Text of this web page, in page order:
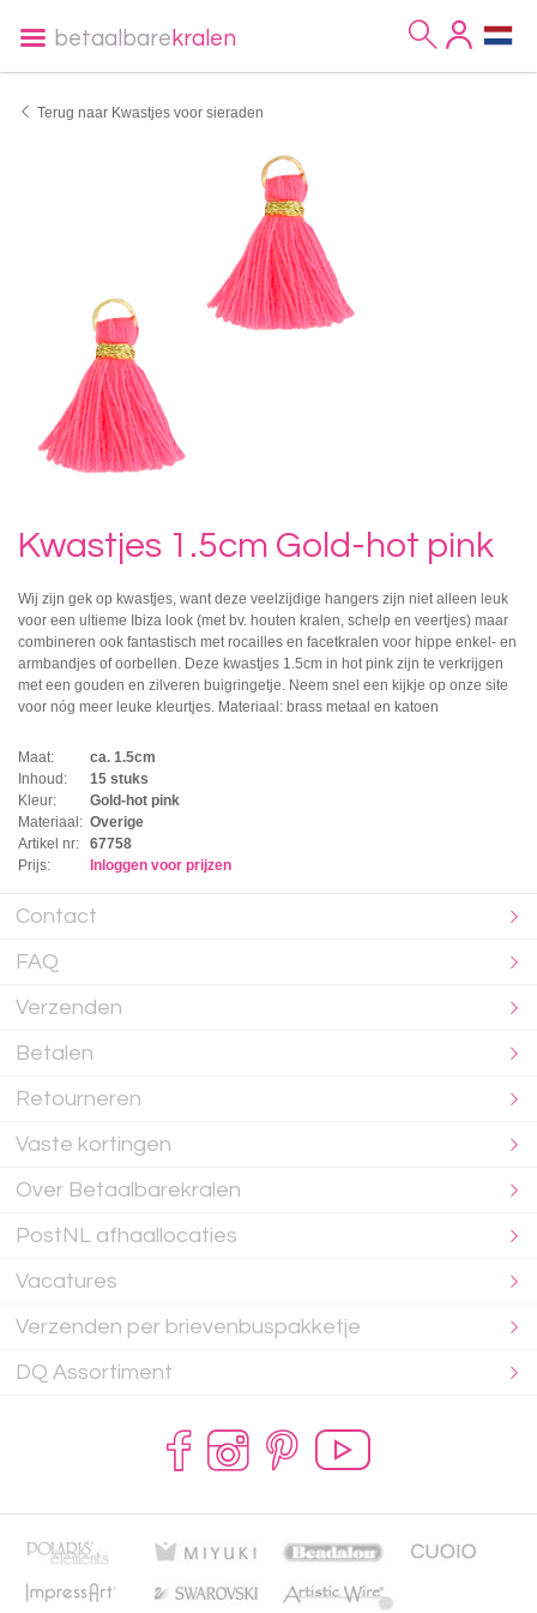
betaalbare kralen
Terug naar Kwastjes voor sieraden
Kwastjes 1.5cm Gold-hot pink
Wij zijn gek op kwastjes, want deze veelzijdige hangers zijn niet alleen leuk
voor een ultieme Ibiza look (met bv. houten kralen, schelp en veertjes) maar
combineren ook fantastisch met rocailles en facetkralen voor hippe enkel- en
armbandjes of oorbellen. Deze kwastjes 1.5cm in hot pink zijn te verkrijgen
met een gouden en zilveren buigringetje. Neem snel een kijkje op onze site
voor nóg meer leuke kleurtjes. Materiaal: brass metaal en katoen
Maat:
ca. 1.5cm
Inhoud:
15 stuks
Kleur:
Gold-hot pink
Materiaal: Overige
Artikel nr:
67758
Prijs:
Inloggen voor prijzen
Contact
FAQ
Verzenden
Betalen
Retourneren
Vaste kortingen
Over Betaalbarekralen
PostNL afhaallocaties
Vacatures
Verzenden per brievenbuspakketje
DQ Assortiment